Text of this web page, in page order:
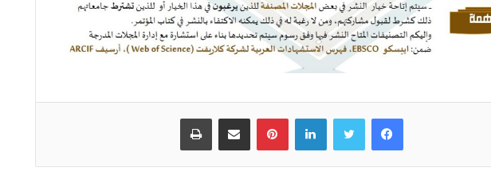
فيسبوك لينكدإن بينتيريست